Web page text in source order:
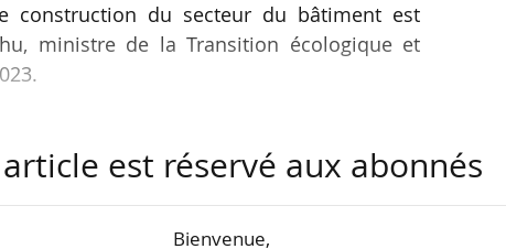
construction du secteur du bâtiment est
ministre de la Transition écologique et
par l’éco-organisme de l’enlèvement
article est réservé aux abonnés
Bienvenue,